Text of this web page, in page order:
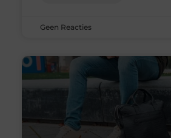
Geen Reacties